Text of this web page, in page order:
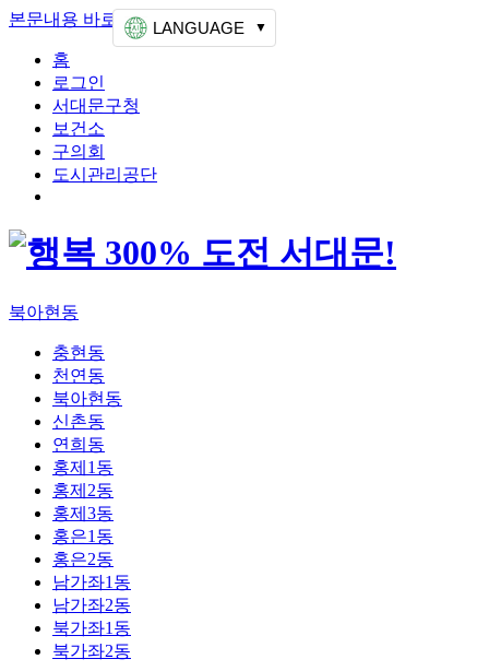
본문내용 바로가기 상단메뉴 가기
홈
로그인
서대문구청
보건소
구의회
도시관리공단
북아현동
충현동
천연동
북아현동
신촌동
연희동
홍제1동
홍제2동
홍제3동
홍은1동
홍은2동
남가좌1동
남가좌2동
북가좌1동
북가좌2동
LANGUAGE